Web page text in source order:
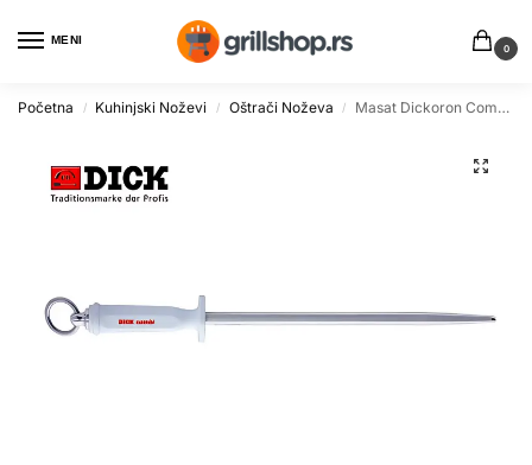
MENI
0
Početna / Kuhinjski Noževi / Oštrači Noževa / Masat Dickoron Combi Okrugli za Mesarstvo 30cm